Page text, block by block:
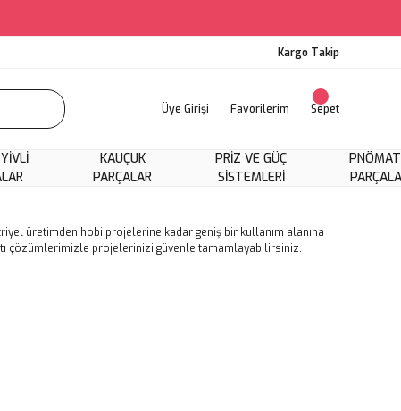
Kargo Takip
Üye Girişi Favorilerim Sepet
KAUÇUK
PARÇALAR
PRIZ VE GÜÇ
SISTEMLERI
üretimden hobi projelerine kadar geniş bir kullanım alanına
çözümlerimizle projelerinizi güvenle tamamlayabilirsiniz.